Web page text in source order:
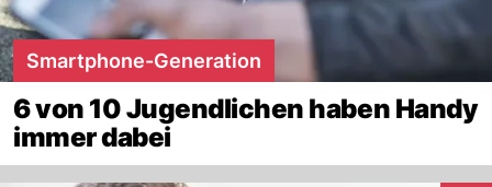
Smartphone-Generation
6 von 10 Jugendlichen haben Handy
immer dabei